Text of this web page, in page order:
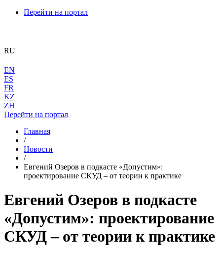
Перейти на портал
RU
EN
ES
FR
KZ
ZH
Перейти на портал
Главная
/
Новости
/
Евгений Озеров в подкасте «Допустим»:
проектирование СКУД – от теории к практике
Евгений Озеров в подкасте
«Допустим»: проектирование
СКУД – от теории к практике